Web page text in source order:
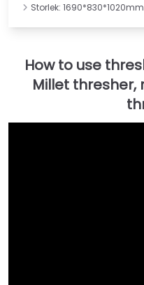
Storlek: 1690*830*1020mm